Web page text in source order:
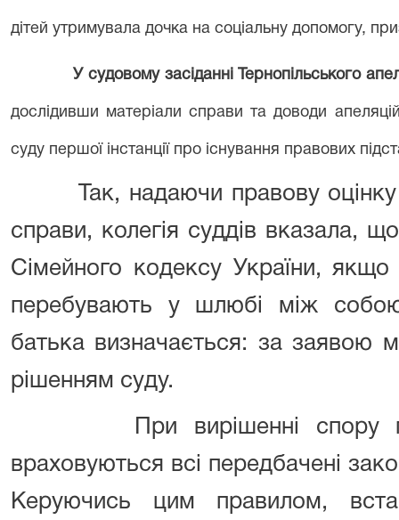
дітей утримувала дочка на соціальну допомогу,
У судовому засіданні Тернопільського
дослідивши матеріали справи та доводи
суду першої інстанції про існування правових
Так, надаючи правову
справи, колегія суддів вказала,
Сімейного кодексу України,
перебувають у шлюбі між
батька визначається: за заявою
рішенням суду.
При вирішенні спору
враховуються всі передбачені
Керуючись цим правилом,